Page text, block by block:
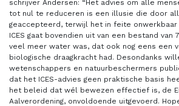
schrijver Andersen: “Het advies om alle
tot nul te reduceren is een illusie die door
geaccepteerd, terwijl het in feite onwerkbaar
ICES gaat bovendien uit van een bestand
veel meer water was, dat ook nog eens een
biologische draagkracht had. Desondanks
wetenschappers en natuurbeschermers
dat het ICES-advies geen praktische basis
het beleid dat wél bewezen effectief is, de
Aalverordening, onvoldoende uitgevoerd.